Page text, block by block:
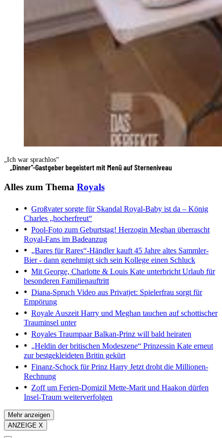
„Ich war sprachlos“
„Dinner“-Gastgeber begeistert mit Menü auf Sterneniveau
Alles zum Thema Royals
Großvater sorgte für Skandal Royal-Baby ist da – König
Charles „hocherfreut“
Pool-Foto zum Geburtstag! Herzogin Meghan überrascht
Royal-Fans im Badeanzug
„Bares für Rares“-Händler kauft 45 Jahre altes Sammler-
Bier - dann genehmigt sich sein Kollege einen Schluck
Mit George, Charlotte & Louis Kate unterbricht Urlaub für
besonderen Familienauftritt
Diana-Spruch Video aus Privatjet: Spielerfrau sorgt für
Empörung
Royale Auszeit Harry und Meghan tauchen auf schottischer
Trauminsel unter
Royales TraumpaarBalkan-Prinz will bald heiraten
„Heldin der britischen Modeszene“ Prinzessin Kate erneut
zur bestgekleideten Britin gekürt
Finanz-Schock für Prinz Harry Jetzt droht die Millionen-
Rechnung
Zoff um Ferien-Domizil Mette-Marit und Haakon dürfen
Insel-Traum weiterverfolgen
Mehr anzeigen
ANZEIGE X